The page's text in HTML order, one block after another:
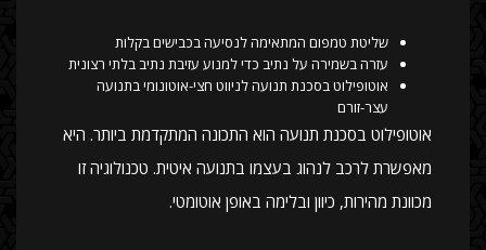
שליטת טמפום המתאימה לנסיעה בכבישים בקלות
עזרה בשמירה על נתיב כדי למנוע עזיבת נתיב בלתי רצונית
אוטופילוט בסכנת תנועה לניווט חצי-אוטונומי בתנועה
עצר-זורם
אוטופילוט בסכנת תנועה הוא התכונה המתקדמת ביותר. היא
מאפשרת לרכב לנהוג בעצמו בתנועה איטית. טכנולוגיה זו
מכוונת מהירות, כיוון ובלימה באופן אוטומטי.